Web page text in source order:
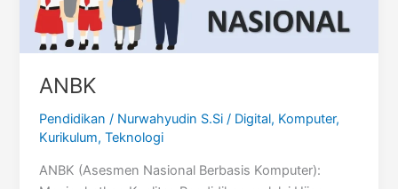
ANBK
Pendidikan / Nurwahyudin S.Si/ Digital, Komputer,
Kurikulum,Teknologi
ANBK (Asesmen Nasional Berbasis Komputer):